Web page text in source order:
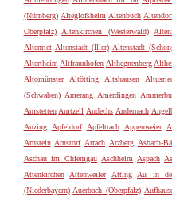
(Nürnberg) Alteglofsheim Altenbuch
Oberpfalz)
Altenkirchen (Westerwald)
Altenriet Altenstadt (Iller) Altenstadt
Altertheim Altfraunhofen Althegnenberg
Altomünster
Altötting Altshausen
(Schwaben) Amerang Amerdingen
Amstetten Amtzell Andechs Andernach
Anzing
Apfeldorf Apfeltrach Appenweier
Arnstein Arnstorf Arrach Arzberg Asbach-
Aschau im Chiemgau Aschheim Aspach
Attenkirchen
Attenweiler Atting Au in
(Niederbayern) Auerbach (Oberpfalz)